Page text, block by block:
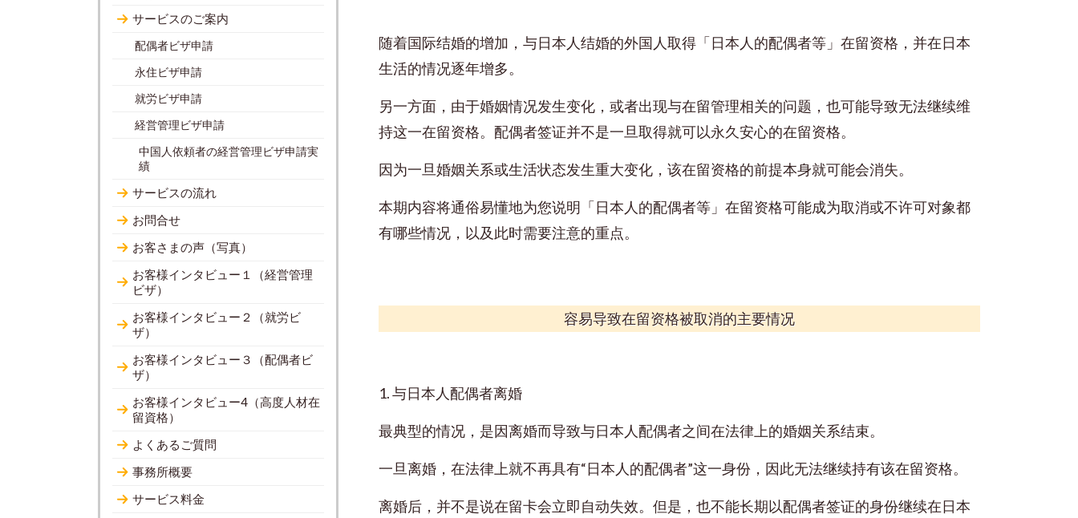
随着国际结婚的增加，与日本人结婚的外国人取得「日本人的配偶者等」在留资格，并在日本
生活的情况逐年增多。
另一方面，由于婚姻情况发生变化，或者出现与在留管理相关的问题，也可能导致无法继续维
持这一在留资格。 配偶者签证并不是一旦取得就可以永久安心的在留资格。
因为一旦婚姻关系或生活状态发生重大变化，该在留资格的前提本身就可能会消失。
本期内容将通俗易懂地为您说明「日本人的配偶者等」在留资格可能成为取消或不许可对象都
有哪些情况，以及此时需要注意的重点。
容易导致在留资格被取消的主要情况
1. 与日本人配偶者离婚
最典型的情况，是因离婚而导致与日本人配偶者之间在法律上的婚姻关系结束。
一旦离婚，在法律上就不再具有“日本人的配偶者”这一身份，因此无法继续持有该在留资格。
离婚后，并不是说在留卡会立即自动失效。但是，也不能长期以配偶者签证的身份继续在日本
サービスのご案内
配偶者ビザ申請
永住ビザ申請
就労ビザ申請
経営管理ビザ申請
中国人依頼者の経営管理ビザ申請実
績
サービスの流れ
お問合せ
お客さまの声（写真）
お客様インタビュー１（経営管理
ビザ）
お客様インタビュー２（就労ビ
ザ）
お客様インタビュー３（配偶者ビ
ザ）
お客様インタビュー4（高度人材在
留資格）
よくあるご質問
事務所概要
サービス料金